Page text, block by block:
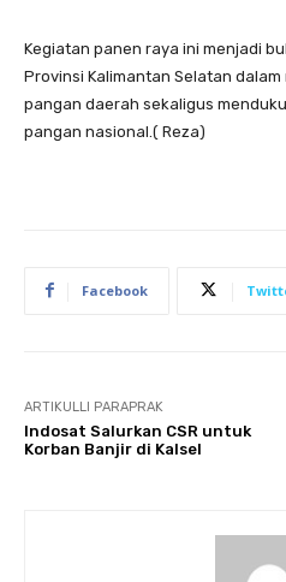
Kegiatan panen raya ini menjadi
Provinsi Kalimantan Selatan
pangan daerah sekaligus
pangan nasional.( Reza)
Facebook
ARTIKULLI PARAPRAK
Indosat Salurkan CSR untuk
Korban Banjir di Kalsel